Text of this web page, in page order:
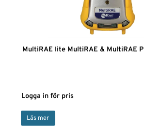
MultiRAE lite MultiRAE & MultiRAE
Logga in för pris
Läs mer